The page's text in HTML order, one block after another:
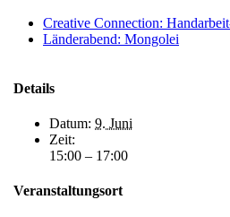
Creative Connection:
Länderabend: Mongolei
Details
Datum: 9. Juni
Zeit:
15:00 – 17:00
Veranstaltungsort